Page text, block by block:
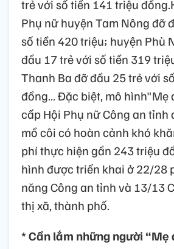
trẻ với số tiền 141 triệu
Phụ nữ huyện Tam Nông đỡ
số tiền 420 triệu; huyện Phù
đầu 17 trẻ với số tiền 319
Thanh Ba đỡ đầu 25 trẻ với
đồng… Đặc biệt, mô hình"Mẹ
cấp Hội Phụ nữ Công an tỉnh
mồ côi có hoàn cảnh khó
phí thực hiện gần 243 triệu
hình được triển khai ở 22/28
năng Công an tỉnh và 13/13
thị xã, thành phố.
* Cần lắm những người “Mẹ